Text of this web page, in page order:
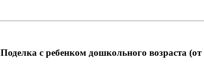
Поделка с ребенком дошкольного возраста